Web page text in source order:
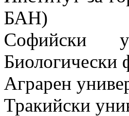
БАН)
Софийски
Биологически
Аграрен
Тракийски